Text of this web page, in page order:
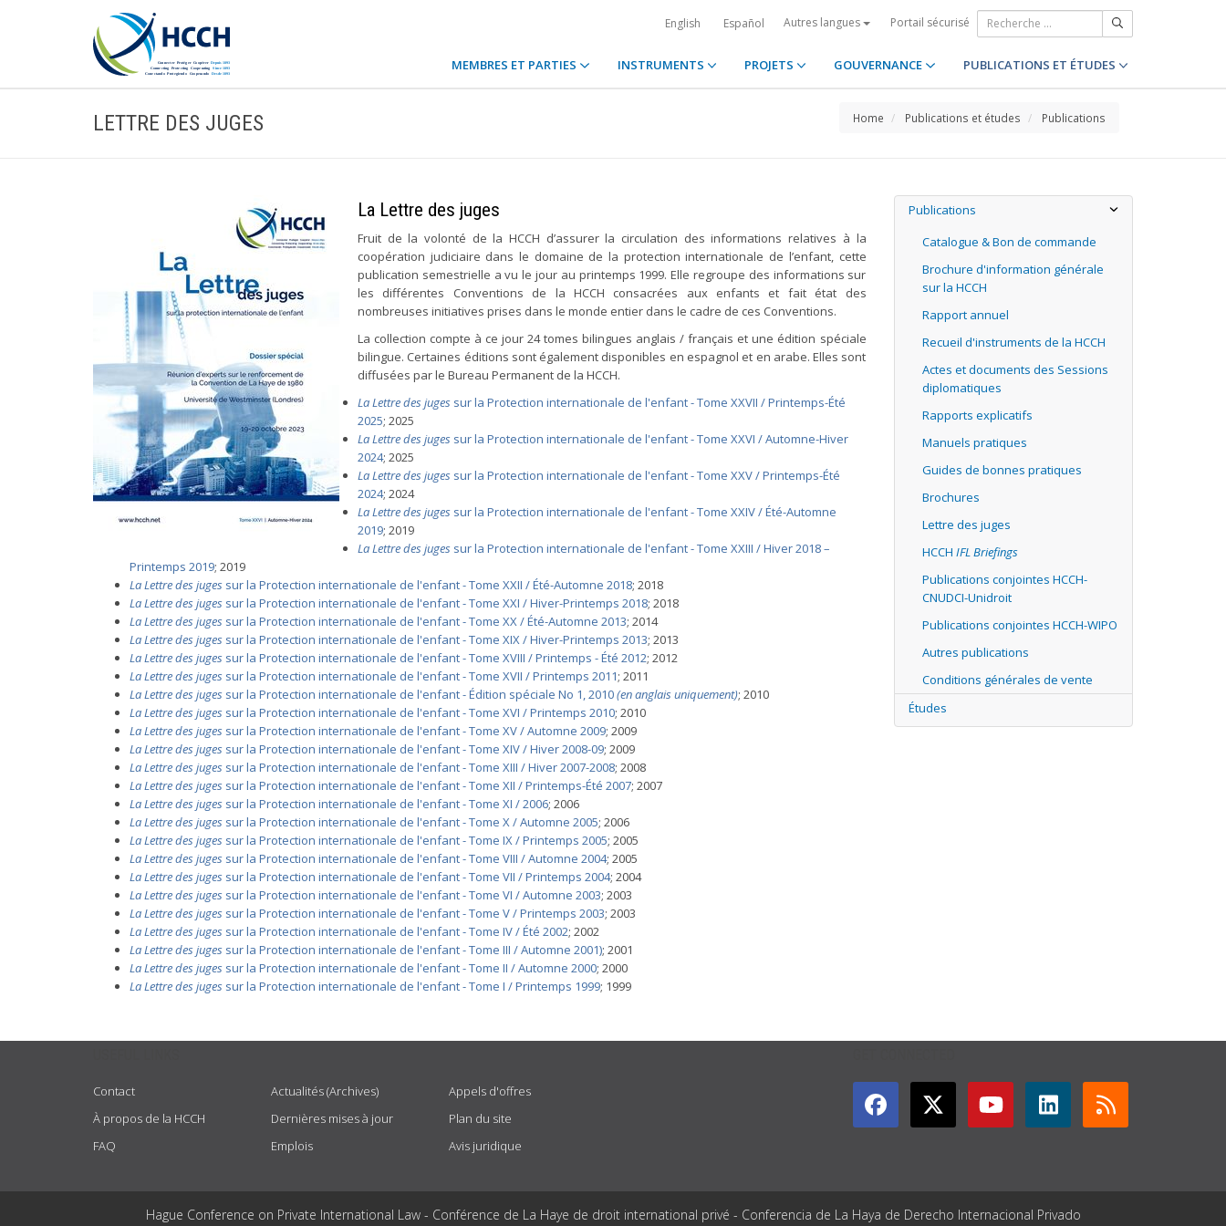
English Español Autres langues Portail sécurisé
MEMBRES ET PARTIES INSTRUMENTS PROJETS GOUVERNANCE PUBLICATIONS ET ÉTUDES
LETTRE DES JUGES Home Publications et études Publications
La Lettre des juges
Fruit de la volonté de la HCCH d’assurer la circulation des informations relatives à la
coopération judiciaire dans le domaine de la protection internationale de l’enfant, cette
publication semestrielle a vu le jour au printemps 1999. Elle regroupe des informations sur
les différentes Conventions de la HCCH consacrées aux enfants et fait état des
nombreuses initiatives prises dans le monde entier dans le cadre de ces Conventions.
La collection compte à ce jour 24 tomes bilingues anglais / français et une édition spéciale
bilingue. Certaines éditions sont également disponibles en espagnol et en arabe. Elles sont
diffusées par le Bureau Permanent de la HCCH.
La Lettre des juges sur la Protection internationale de l'enfant - Tome XXVII / Printemps-Été
2025; 2025
La Lettre des juges sur la Protection internationale de l'enfant - Tome XXVI / Automne-Hiver
2024; 2025
La Lettre des juges sur la Protection internationale de l'enfant - Tome XXV / Printemps-Été
2024; 2024
La Lettre des juges sur la Protection internationale de l'enfant - Tome XXIV / Été-Automne
2019; 2019
La Lettre des juges sur la Protection internationale de l'enfant - Tome XXIII / Hiver 2018 –
Printemps 2019; 2019
La Lettre des juges sur la Protection internationale de l'enfant - Tome XXII / Été-Automne 2018; 2018
La Lettre des juges sur la Protection internationale de l'enfant - Tome XXI / Hiver-Printemps 2018; 2018
La Lettre des juges sur la Protection internationale de l'enfant - Tome XX / Été-Automne 2013; 2014
La Lettre des juges sur la Protection internationale de l'enfant - Tome XIX / Hiver-Printemps 2013; 2013
La Lettre des juges sur la Protection internationale de l'enfant - Tome XVIII / Printemps - Été 2012; 2012
La Lettre des juges sur la Protection internationale de l'enfant - Tome XVII / Printemps 2011; 2011
La Lettre des juges sur la Protection internationale de l'enfant - Édition spéciale No 1, 2010(en anglais uniquement); 2010
La Lettre des juges sur la Protection internationale de l'enfant - Tome XVI / Printemps 2010; 2010
La Lettre des juges sur la Protection internationale de l'enfant - Tome XV / Automne 2009; 2009
La Lettre des juges sur la Protection internationale de l'enfant - Tome XIV / Hiver 2008-09; 2009
La Lettre des juges sur la Protection internationale de l'enfant - Tome XIII / Hiver 2007-2008; 2008
La Lettre des juges sur la Protection internationale de l'enfant - Tome XII / Printemps-Été 2007; 2007
La Lettre des juges sur la Protection internationale de l'enfant - Tome XI / 2006; 2006
La Lettre des juges sur la Protection internationale de l'enfant - Tome X / Automne 2005; 2006
La Lettre des juges sur la Protection internationale de l'enfant - Tome IX / Printemps 2005; 2005
La Lettre des juges sur la Protection internationale de l'enfant - Tome VIII / Automne 2004; 2005
La Lettre des juges sur la Protection internationale de l'enfant - Tome VII / Printemps 2004; 2004
La Lettre des juges sur la Protection internationale de l'enfant - Tome VI / Automne 2003; 2003
La Lettre des juges sur la Protection internationale de l'enfant - Tome V / Printemps 2003; 2003
La Lettre des juges sur la Protection internationale de l'enfant - Tome IV / Été 2002; 2002
La Lettre des juges sur la Protection internationale de l'enfant - Tome III / Automne 2001); 2001
La Lettre des juges sur la Protection internationale de l'enfant - Tome II / Automne 2000; 2000
La Lettre des juges sur la Protection internationale de l'enfant - Tome I / Printemps 1999; 1999
Publications
Catalogue & Bon de commande
Brochure d'information générale
sur la HCCH
Rapport annuel
Recueil d'instruments de la HCCH
Actes et documents des Sessions
diplomatiques
Rapports explicatifs
Manuels pratiques
Guides de bonnes pratiques
Brochures
Lettre des juges
HCCH IFL Briefings
Publications conjointes HCCH-
CNUDCI-Unidroit
Publications conjointes HCCH-WIPO
Autres publications
Conditions générales de vente
Études
Contact
À propos de la HCCH
FAQ
Actualités (Archives)
Dernières mises à jour
Emplois
Appels d'offres
Plan du site
Avis juridique
Hague Conference on Private International Law - Conférence de La Haye de droit international privé - Conferencia de La Haya de Derecho Internacional Privado